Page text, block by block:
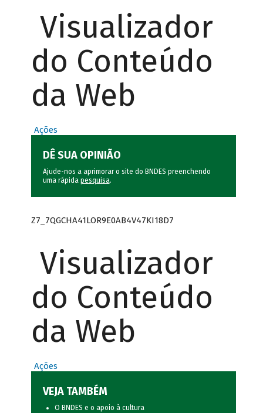
Visualizador
do Conteúdo
da Web
Ações
DÊ SUA OPINIÃO
Ajude-nos a aprimorar o site do BNDES preenchendo
uma rápida pesquisa.
Z7_7QGCHA41LOR9E0AB4V47KI18D7
Visualizador
do Conteúdo
da Web
Ações
VEJA TAMBÉM
O BNDES e o apoio à cultura